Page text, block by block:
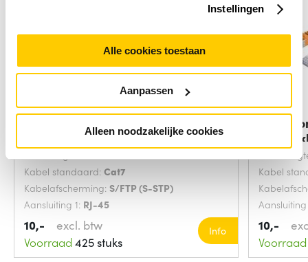
Instellingen
Alle cookies toestaan
Aanpassen
Alleen noodzakelijke cookies
netwerkkabel Groen 2
Kabel standaard: Cat7
Kabelafscherming: S/FTP (S-STP)
Aansluiting 1: RJ-45
10,-
excl. btw
Voorraad 425 stuks
Info
Kabel
10,-
Voorraad